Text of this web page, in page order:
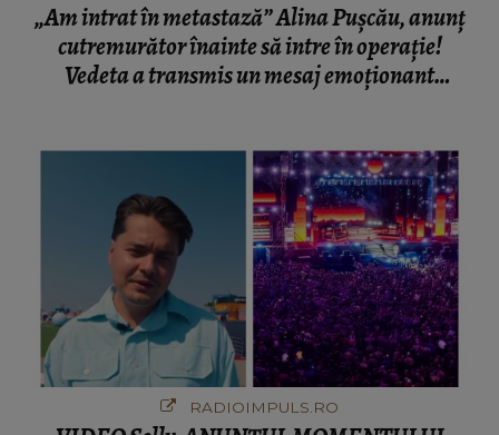
„Am intrat în metastază” Alina Pușcău, anunț
cutremurător înainte să intre în operație!
Vedeta a transmis un mesaj emoționant
RADIOIMPULS.RO